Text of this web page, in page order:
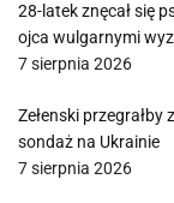
28-latek znęcał się
ojca wulgarnymi
7 sierpnia 2026
Zełenski
sondaż na Ukrainie
7 sierpnia 2026